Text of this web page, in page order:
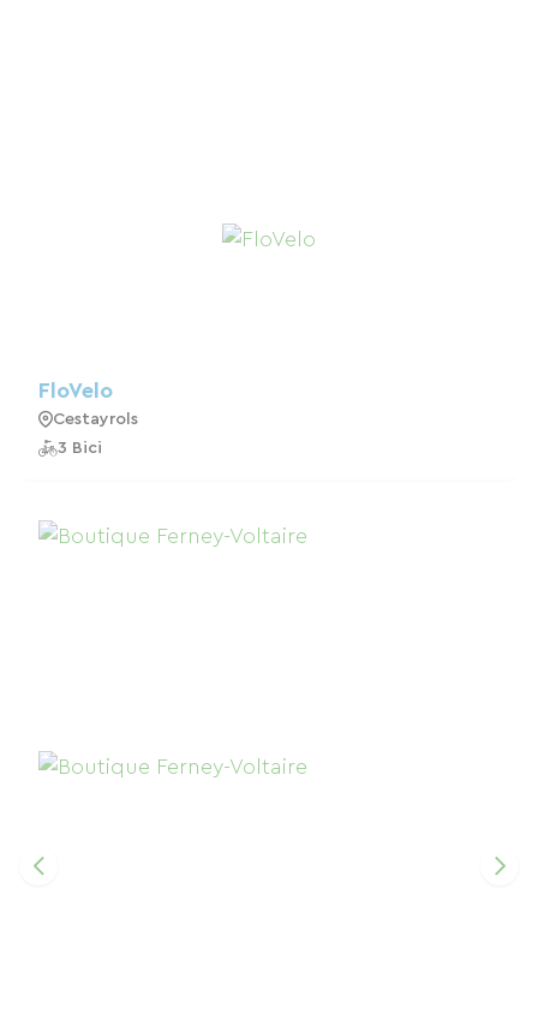
FloVelo
Cestayrols
3 Bici